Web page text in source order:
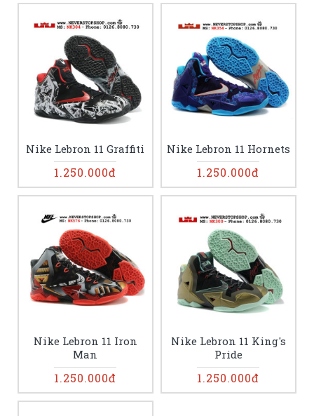
Nike Lebron 11 Graffiti
1.250.000đ
Nike Lebron 11 Hornets
1.250.000đ
Nike Lebron 11 Iron
Man
1.250.000đ
Nike Lebron 11 King's
Pride
1.250.000đ